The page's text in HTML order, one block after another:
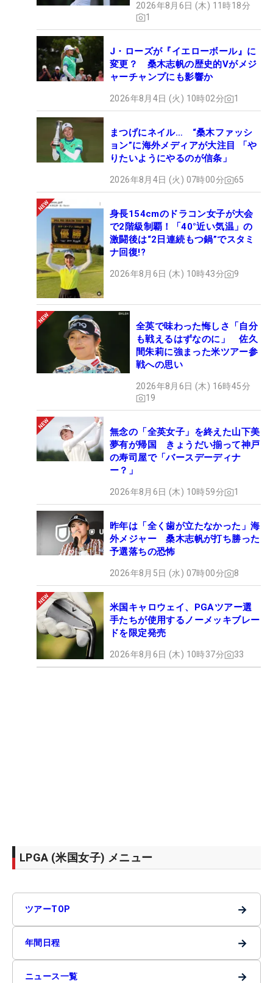
2026年8月6日 (木) 11時18分
1
J・ローズが『イエローボール』に
変更？ 桑木志帆の歴史的Vがメジ
ャーチャンプにも影響か
2026年8月4日 (火) 10時02分 1
まつげにネイル… “桑木ファッシ
ョン”に海外メディアが大注目 「や
りたいようにやるのが信条」
2026年8月4日 (火) 07時00分 65
身長154cmのドラコン女子が大会
で2階級制覇！「40°近い気温」の
激闘後は“2日連続もつ鍋”でスタミ
ナ回復!?
2026年8月6日 (木) 10時43分 9
全英で味わった悔しさ「自分
も戦えるはずなのに」 佐久
間朱莉に強まった米ツアー参
戦への思い
2026年8月6日 (木) 16時45分
19
無念の「全英女子」を終えた山下美
夢有が帰国 きょうだい揃って神戸
の寿司屋で「バースデーディナ
ー？」
2026年8月6日 (木) 10時59分 1
昨年は「全く歯が立たなかった」海
外メジャー 桑木志帆が打ち勝った
予選落ちの恐怖
2026年8月5日 (水) 07時00分 8
米国キャロウェイ、PGAツアー選
手たちが使用するノーメッキブレー
ドを限定発売
2026年8月6日 (木) 10時37分 33
LPGA (米国女子) メニュー
ツアーTOP →
年間日程 →
ニュース一覧 →